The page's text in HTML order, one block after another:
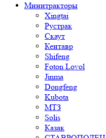
Минитракторы
Xingtai
Рустрак
Скаут
Кентавр
Shifeng
Foton Lovol
Jinma
Dongfeng
Kubota
МТЗ
Solis
Казак